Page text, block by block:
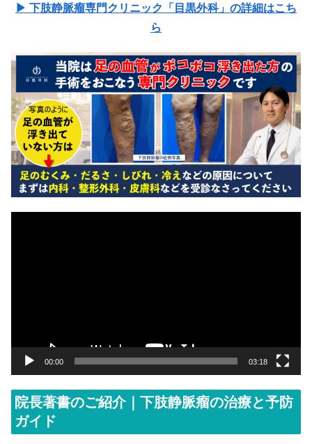
▶ 下肢静脈瘤専門クリニック「目黒外科」の詳細はこち
ら
00:00 03:18
院長著書のご紹介｜下肢静脈瘤の治療と予防
ガイド